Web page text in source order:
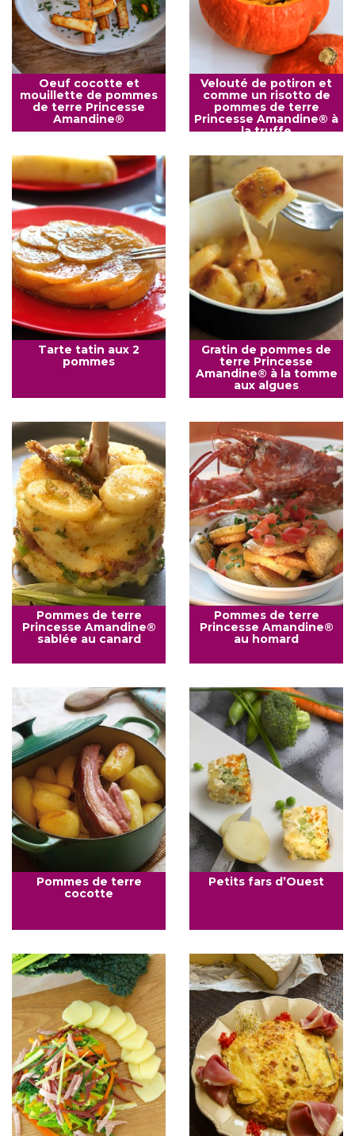
Oeuf cocotte et
mouillette de pommes
de terre Princesse
Amandine®
Velouté de potiron et
comme un risotto de
pommes de terre
Princesse Amandine® à
la truffe
Tarte tatin aux 2
pommes
Gratin de pommes de
terre Princesse
Amandine® à la tomme
aux algues
Pommes de terre
Princesse Amandine®
sablée au canard
Pommes de terre
Princesse Amandine®
au homard
Pommes de terre
cocotte
Petits fars d’Ouest